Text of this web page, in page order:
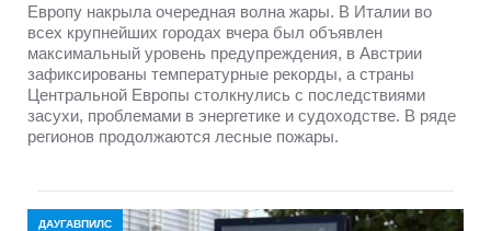
Европу накрыла очередная волна жары. В Италии во
всех крупнейших городах вчера был объявлен
максимальный уровень предупреждения, в Австрии
зафиксированы температурные рекорды, а страны
Центральной Европы столкнулись с последствиями
засухи, проблемами в энергетике и судоходстве. В ряде
регионов продолжаются лесные пожары.
ДАУГАВПИЛС